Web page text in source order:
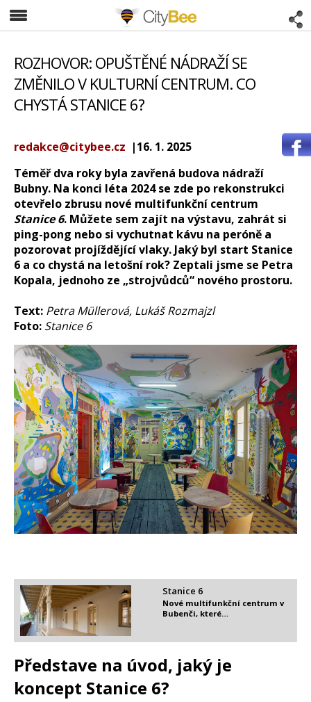
CityBee
ROZHOVOR: OPUŠTĚNÉ NÁDRAŽÍ SE
ZMĚNILO V KULTURNÍ CENTRUM. CO
CHYSTÁ STANICE 6?
redakce@citybee.cz |16. 1. 2025
Téměř dva roky byla zavřená budova nádraží
Bubny. Na konci léta 2024 se zde po rekonstrukci
otevřelo zbrusu nové multifunkční centrum
Stanice 6. Můžete sem zajít na výstavu, zahrát si
ping-pong nebo si vychutnat kávu na peróně a
pozorovat projíždějící vlaky. Jaký byl start Stanice
6 a co chystá na letošní rok? Zeptali jsme se Petra
Kopala, jednoho ze „strojvůdců“ nového prostoru.
Text: Petra Müllerová, Lukáš Rozmajzl
Foto: Stanice 6
Stanice 6
Nové multifunkční centrum v
Bubenči, které…
Představe na úvod, jaký je
koncept Stanice 6?